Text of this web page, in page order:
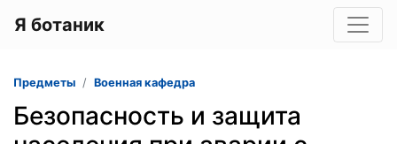
Я ботаник
Предметы Военная кафедра
Безопасность и защита